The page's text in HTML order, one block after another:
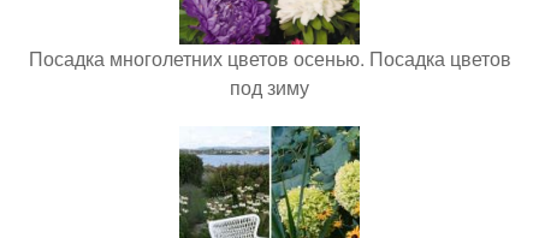
Посадка многолетних цветов осенью. Посадка цветов
под зиму